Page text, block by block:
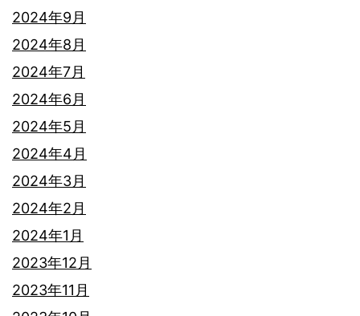
2024年9月
2024年8月
2024年7月
2024年6月
2024年5月
2024年4月
2024年3月
2024年2月
2024年1月
2023年12月
2023年11月